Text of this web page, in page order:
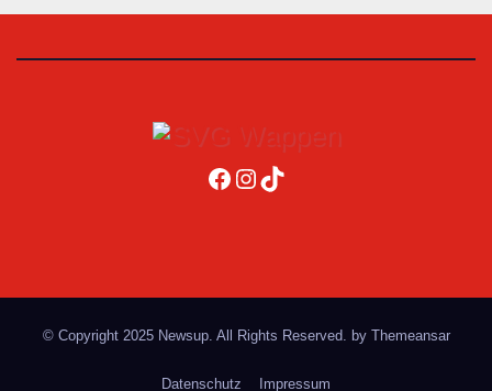
Facebook
Instagram
TikTok
© Copyright 2025 Newsup. All Rights Reserved. by Themeansar
Datenschutz Impressum